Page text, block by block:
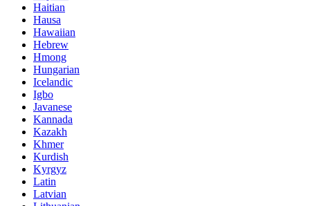
Haitian
Hausa
Hawaiian
Hebrew
Hmong
Hungarian
Icelandic
Igbo
Javanese
Kannada
Kazakh
Khmer
Kurdish
Kyrgyz
Latin
Latvian